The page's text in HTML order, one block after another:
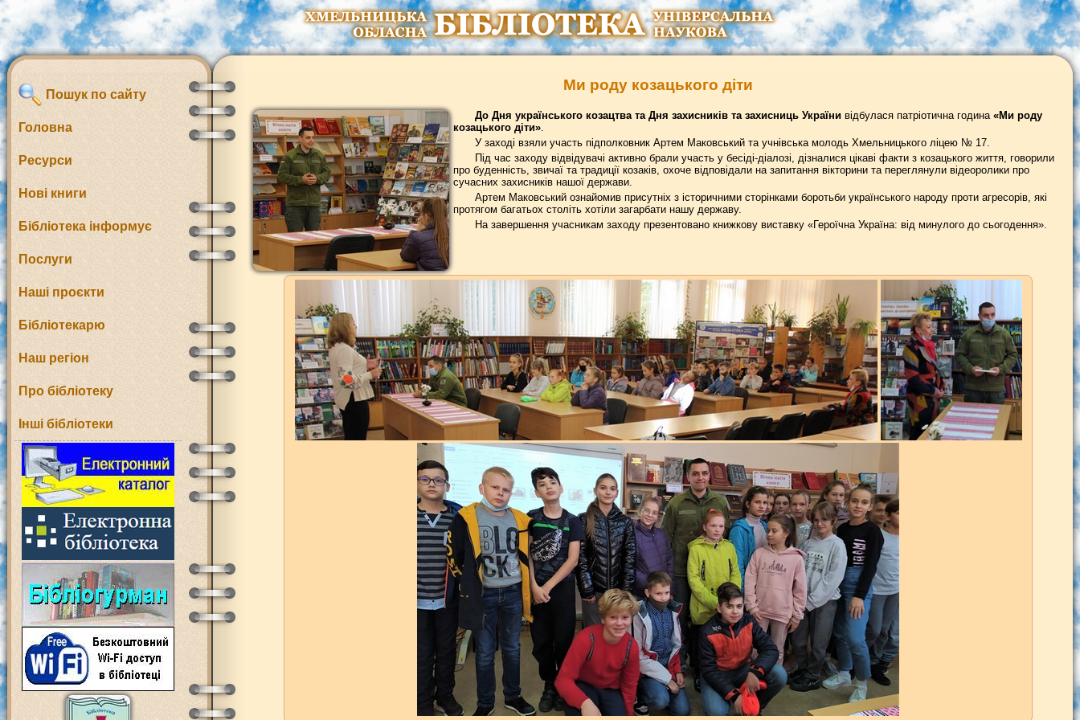
Пошук по сайту
Головна
Ресурси
Нові книги
Бібліотека інформує
Послуги
Наші проєкти
Бібліотекарю
Наш регіон
Про бібліотеку
Інші бібліотеки
Ми роду козацького діти
До Дня українського козацтва та Дня захисників та захисниць Українивідбулася патріотична година «Ми роду
козацького діти».
У заході взяли участь підполковник Артем Маковський та учнівська молодь Хмельницького ліцею № 17.
Під час заходу відвідувачі активно брали участь у бесіді-діалозі, дізналися цікаві факти з козацького життя, говорили
про буденність, звичаї та традиції козаків, охоче відповідали на запитання вікторини та переглянули відеоролики про
сучасних захисників нашої держави.
Артем Маковський ознайомив присутніх з історичними сторінками боротьби українського народу проти агресорів, які
протягом багатьох століть хотіли загарбати нашу державу.
На завершення учасникам заходу презентовано книжкову виставку «Героїчна Україна: від минулого до сьогодення».